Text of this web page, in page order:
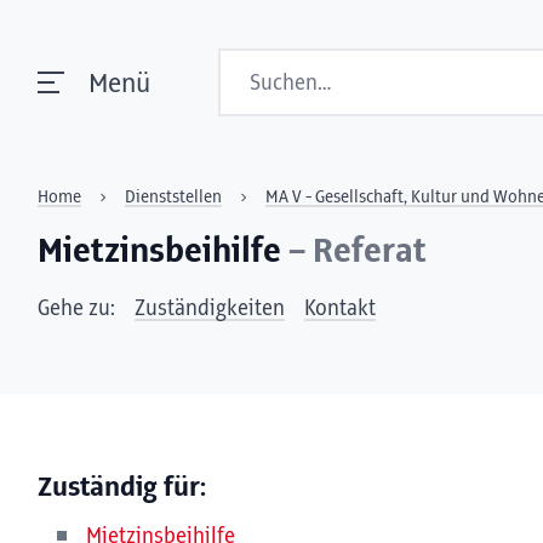
Menü
Home Dienststellen MA V - Gesellschaft, Kultur und
Mietzinsbeihilfe – Referat
Gehe zu: Zuständigkeiten Kontakt
Zuständig für:
Mietzinsbeihilfe